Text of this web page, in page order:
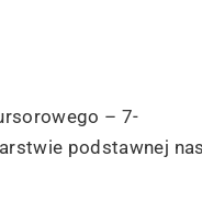
– 7-
podstawnej